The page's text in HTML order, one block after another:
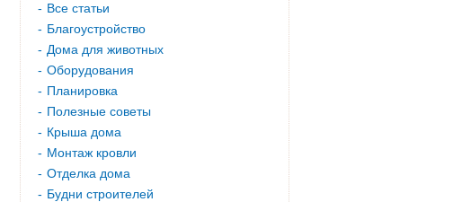
Все статьи
Благоустройство
Дома для животных
Оборудования
Планировка
Полезные советы
Крыша дома
Монтаж кровли
Отделка дома
Будни строителей